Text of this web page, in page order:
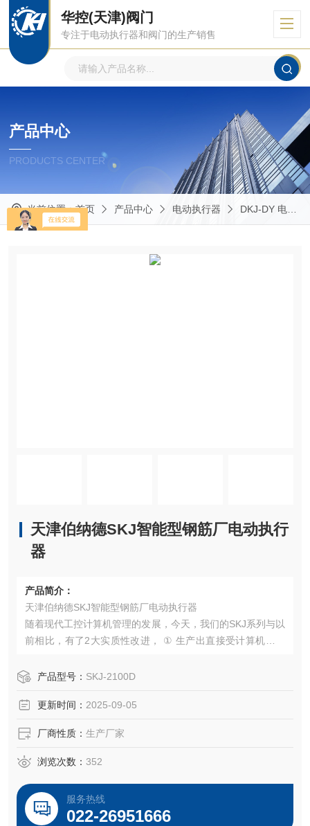
华控(天津)阀门
专注于电动执行器和阀门的生产销售
产品中心
PRODUCTS CENTER
当前位置：首页 产品中心 电动执行器 DKJ-DY 电动执行器
天津伯纳德SKJ智能型钢筋厂电动执行
器
产品简介：
天津伯纳德SKJ智能型钢筋厂电动执行器
随着现代工控计算机管理的发展，今天，我们的SKJ系列与以
前相比，有了2大实质性改进， ① 生产出直接受计算机控制
品 ② 将电路控制部分灌封在一个小型塑料盒中，俗称模块，
长。
产品型号： SKJ-2100D
更新时间： 2025-09-05
厂商性质： 生产厂家
浏览次数： 352
服务热线
022-26951666